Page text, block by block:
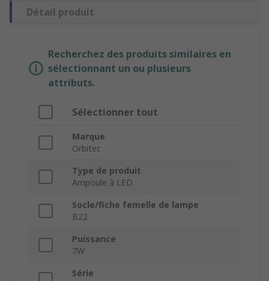
Détail produit
Recherchez des produits similaires en
sélectionnant un ou plusieurs
attributs.
Sélectionner tout
Marque
Orbitec
Type de produit
Ampoule à LED
Socle/fiche femelle de lampe
B22
Puissance
7W
Série